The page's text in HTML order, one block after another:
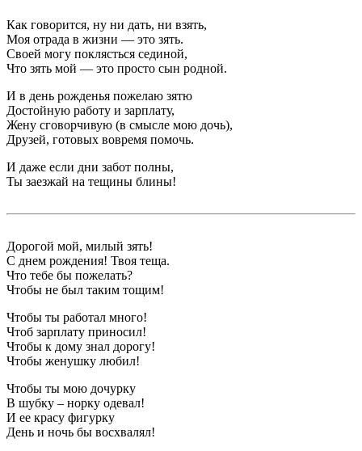
Как говорится, ну ни дать, ни взять,
Моя отрада в жизни — это зять.
Своей могу поклясться сединой,
Что зять мой — это просто сын родной.
И в день рожденья пожелаю зятю
Достойную работу и зарплату,
Жену сговорчивую (в смысле мою дочь),
Друзей, готовых вовремя помочь.
И даже если дни забот полны,
Ты заезжай на тещины блины!
Дорогой мой, милый зять!
С днем рождения! Твоя теща.
Что тебе бы пожелать?
Чтобы не был таким тощим!
Чтобы ты работал много!
Чтоб зарплату приносил!
Чтобы к дому знал дорогу!
Чтобы женушку любил!
Чтобы ты мою дочурку
В шубку – норку одевал!
И ее красу фигурку
День и ночь бы восхвалял!